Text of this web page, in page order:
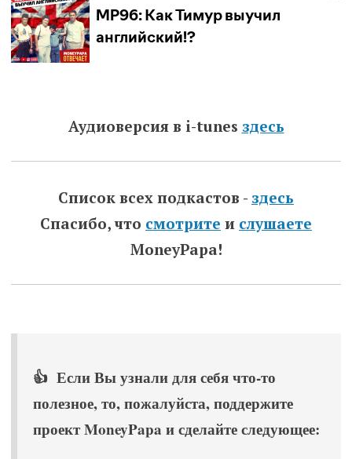
Аудиоверсия в i-tunes здесь
Список всех подкастов - здесь
Спасибо, что смотрите и слушаете
MoneyPapa!
👍 Если Вы узнали для себя что-то
полезное, то, пожалуйста, поддержите
проект MoneyPapa и сделайте следующее: